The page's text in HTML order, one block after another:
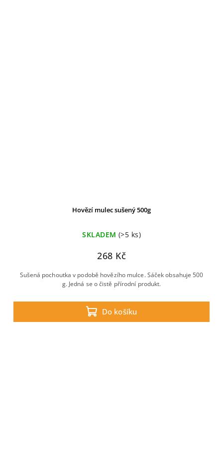
Hovězí mulec sušený 500g
SKLADEM (>5 ks)
268 Kč
Do košíku
Sušená pochoutka v podobě hovězího mulce. Sáček obsahuje 500
g. Jedná se o čistě přírodní produkt.